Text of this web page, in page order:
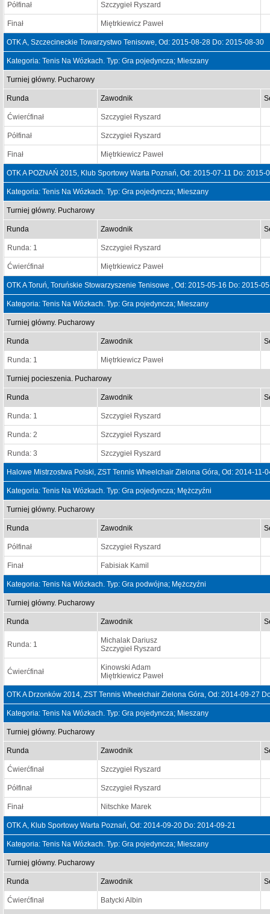
Półfinał Szczygieł Ryszard
Finał Miętrkiewicz Paweł
OTK A, Szczecineckie Towarzystwo Tenisowe, Od: 2015-08-28 Do: 2015-08-30
Kategoria: Tenis Na Wózkach. Typ: Gra pojedyncza; Mieszany
Turniej główny. Pucharowy
Runda Zawodnik
Ćwierćfinał Szczygieł Ryszard
Półfinał Szczygieł Ryszard
Finał Miętrkiewicz Paweł
OTK A POZNAŃ 2015, Klub Sportowy Warta Poznań, Od: 2015-07-11 Do: 2015-
Kategoria: Tenis Na Wózkach. Typ: Gra pojedyncza; Mieszany
Turniej główny. Pucharowy
Runda Zawodnik
Runda: 1 Szczygieł Ryszard
Ćwierćfinał Miętrkiewicz Paweł
OTK A Toruń, Toruńskie Stowarzyszenie Tenisowe , Od: 2015-05-16 Do: 2015-
Kategoria: Tenis Na Wózkach. Typ: Gra pojedyncza; Mieszany
Turniej główny. Pucharowy
Runda Zawodnik
Runda: 1 Miętrkiewicz Paweł
Turniej pocieszenia. Pucharowy
Runda Zawodnik
Runda: 1 Szczygieł Ryszard
Runda: 2 Szczygieł Ryszard
Runda: 3 Szczygieł Ryszard
Halowe Mistrzostwa Polski, ZST Tennis Wheelchair Zielona Góra, Od: 2014-11-
Kategoria: Tenis Na Wózkach. Typ: Gra pojedyncza; Mężczyźni
Turniej główny. Pucharowy
Runda Zawodnik
Półfinał Szczygieł Ryszard
Finał Fabisiak Kamil
Kategoria: Tenis Na Wózkach. Typ: Gra podwójna; Mężczyźni
Turniej główny. Pucharowy
Runda Zawodnik
Runda: 1
Michalak Dariusz
Szczygieł Ryszard
Ćwierćfinał
Kinowski Adam
Miętrkiewicz Paweł
OTK A Drzonków 2014, ZST Tennis Wheelchair Zielona Góra, Od: 2014-09-27
Kategoria: Tenis Na Wózkach. Typ: Gra pojedyncza; Mieszany
Turniej główny. Pucharowy
Runda Zawodnik
Ćwierćfinał Szczygieł Ryszard
Półfinał Szczygieł Ryszard
Finał Nitschke Marek
OTK A, Klub Sportowy Warta Poznań, Od: 2014-09-20 Do: 2014-09-21
Kategoria: Tenis Na Wózkach. Typ: Gra pojedyncza; Mieszany
Turniej główny. Pucharowy
Runda Zawodnik
Ćwierćfinał Batycki Albin